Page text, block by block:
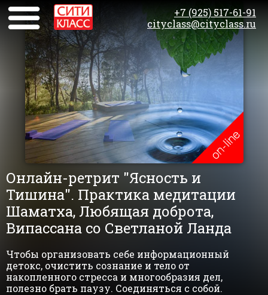
+7 (925) 517-61-91
cityclass@cityclass.ru
Онлайн-ретрит "Ясность и
Тишина". Практика медитации
Шаматха, Любящая доброта,
Випассана со Светланой Ланда
Чтобы организовать себе информационный
детокс, очистить сознание и тело от
накопленного стресса и многообразия дел,
полезно брать паузу. Соединяться с собой.